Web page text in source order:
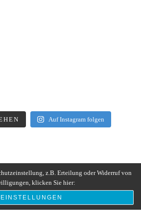
Auf Instagram folgen
z.B. Erteilung oder Widerruf von
klicken Sie hier:
EINSTELLUNGEN